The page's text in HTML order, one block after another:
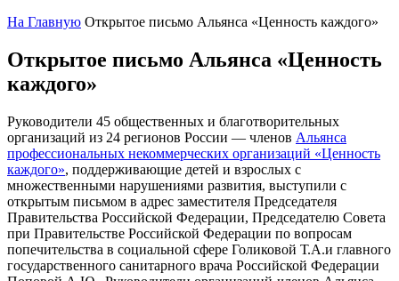
На Главную Открытое письмо Альянса «Ценность каждого»
Открытое письмо Альянса «Ценность
каждого»
Руководители 45 общественных и благотворительных
организаций из 24 регионов России — членов Альянса
профессиональных некоммерческих организаций «Ценность
каждого», поддерживающие детей и взрослых с
множественными нарушениями развития, выступили с
открытым письмом в адрес заместителя Председателя
Правительства Российской Федерации, Председателю Совета
при Правительстве Российской Федерации по вопросам
попечительства в социальной сфере Голиковой Т.А.и главного
государственного санитарного врача Российской Федерации